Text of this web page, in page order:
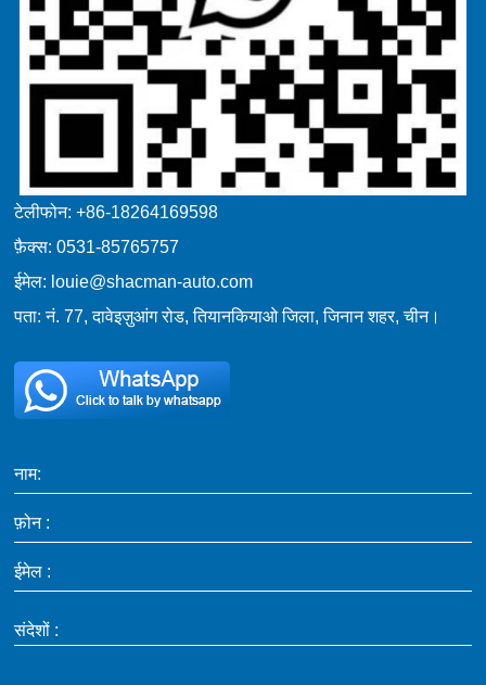
टेलीफोन: +86-18264169598
फ़ैक्स: 0531-85765757
ईमेल: louie@shacman-auto.com
पता: नं. 77, दावेइज़ुआंग रोड, तियानकियाओ जिला, जिनान शहर, चीन।
नाम:
फ़ोन :
ईमेल :
संदेशों :